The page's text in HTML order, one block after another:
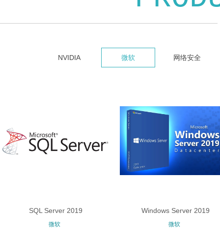
NVIDIA 微软 网络安全
SQL Server 2019
微软
Windows Server 2019
微软